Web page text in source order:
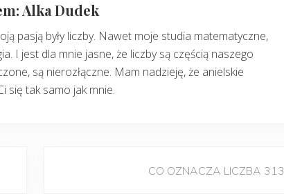
Alka Dudek
pasją były liczby. Nawet moje studia matematyczne,
I jest dla mnie jasne, że liczby są częścią naszego
są nierozłączne. Mam nadzieję, że anielskie
się tak samo jak mnie.
CO OZNACZA LICZBA 313